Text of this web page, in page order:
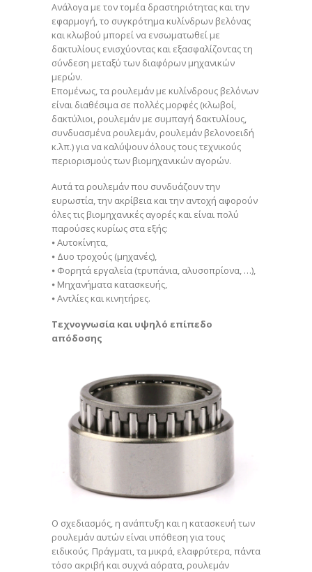
Ανάλογα με τον τομέα δραστηριότητας και την
εφαρμογή, το συγκρότημα κυλίνδρων βελόνας
και κλωβού μπορεί να ενσωματωθεί με
δακτυλίους ενισχύοντας και εξασφαλίζοντας τη
σύνδεση μεταξύ των διαφόρων μηχανικών
μερών.
Επομένως, τα ρουλεμάν με κυλίνδρους βελόνων
είναι διαθέσιμα σε πολλές μορφές (κλωβοί,
δακτύλιοι, ρουλεμάν με συμπαγή δακτυλίους,
συνδυασμένα ρουλεμάν, ρουλεμάν βελονοειδή
κ.λπ.) για να καλύψουν όλους τους τεχνικούς
περιορισμούς των βιομηχανικών αγορών.
Αυτά τα ρουλεμάν που συνδυάζουν την
ευρωστία, την ακρίβεια και την αντοχή αφορούν
όλες τις βιομηχανικές αγορές και είναι πολύ
παρούσες κυρίως στα εξής:
⦁ Αυτοκίνητα,
⦁ Δυο τροχούς (μηχανές),
⦁ Φορητά εργαλεία (τρυπάνια, αλυσοπρίονα, …),
⦁ Μηχανήματα κατασκευής,
⦁ Αντλίες και κινητήρες.
Τεχνογνωσία και υψηλό επίπεδο
απόδοσης
Ο σχεδιασμός, η ανάπτυξη και η κατασκευή των
ρουλεμάν αυτών είναι υπόθεση για τους
ειδικούς. Πράγματι, τα μικρά, ελαφρύτερα, πάντα
τόσο ακριβή και συχνά αόρατα, ρουλεμάν